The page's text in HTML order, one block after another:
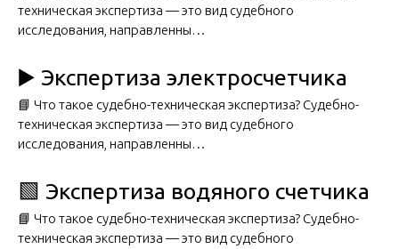
техническая экспертиза — это вид судебного
исследования, направленны…
▶️ Экспертиза электросчетчика
📘 Что такое судебно-техническая экспертиза? Судебно-
техническая экспертиза — это вид судебного
исследования, направленны…
🟩 Экспертиза водяного счетчика
📘 Что такое судебно-техническая экспертиза? Судебно-
техническая экспертиза — это вид судебного